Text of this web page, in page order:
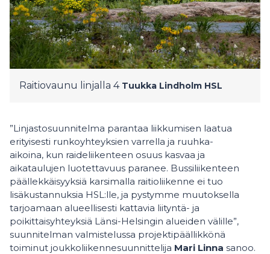
Raitiovaunu linjalla 4 Tuukka Lindholm HSL
”Linjastosuunnitelma parantaa liikkumisen laatua
erityisesti runkoyhteyksien varrella ja ruuhka-
aikoina, kun raideliikenteen osuus kasvaa ja
aikataulujen luotettavuus paranee. Bussiliikenteen
päällekkäisyyksiä karsimalla raitioliikenne ei tuo
lisäkustannuksia HSL:lle, ja pystymme muutoksella
tarjoamaan alueellisesti kattavia liityntä- ja
poikittaisyhteyksiä Länsi-Helsingin alueiden välille”,
suunnitelman valmistelussa projektipäällikkönä
toiminut joukkoliikennesuunnittelija Mari Linna sanoo.